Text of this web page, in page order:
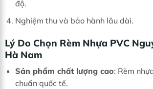
độ.
Nghiệm thu và bảo hành lâu dài.
Lý Do Chọn Rèm Nhựa PVC
Hà Nam
Sản phẩm chất lượng cao: Rèm
chuẩn quốc tế.